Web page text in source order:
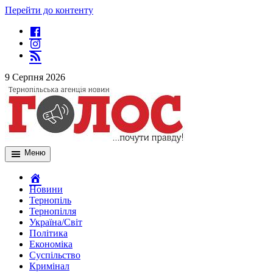
Перейти до контенту
9 Серпня 2026
Меню
Новини
Тернопіль
Тернопілля
Україна/Світ
Політика
Економіка
Суспільство
Кримінал